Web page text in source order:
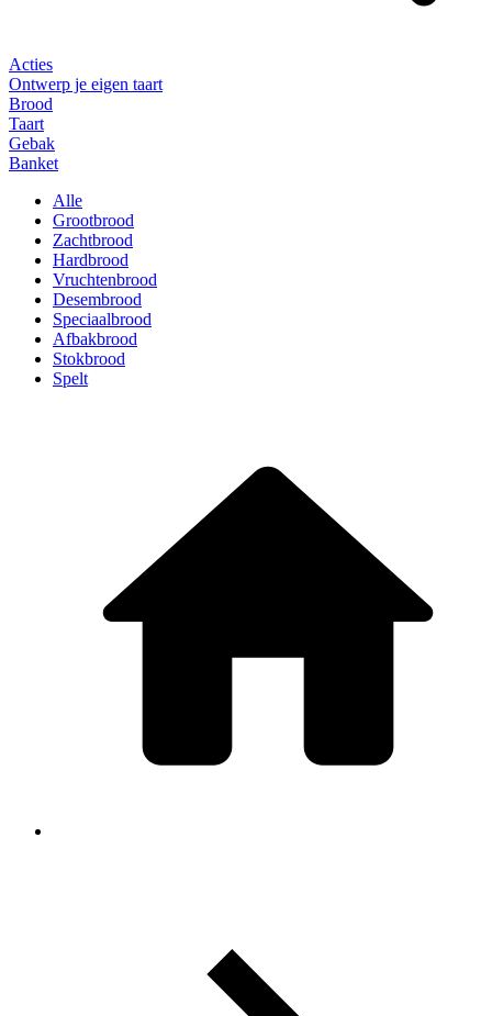
Acties
Ontwerp je eigen taart
Brood
Taart
Gebak
Banket
Alle
Grootbrood
Zachtbrood
Hardbrood
Vruchtenbrood
Desembrood
Speciaalbrood
Afbakbrood
Stokbrood
Spelt